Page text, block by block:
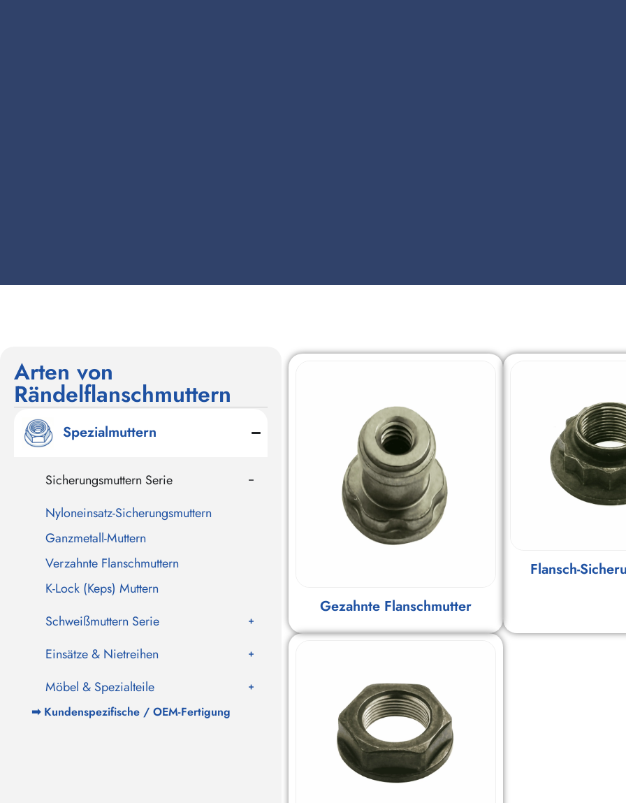
Arten von
Rändelflanschmuttern
Spezialmuttern
Sicherungsmuttern Serie
Nyloneinsatz-Sicherungsmuttern
Ganzmetall-Muttern
Verzahnte Flanschmuttern
K-Lock (Keps) Muttern
Schweißmuttern Serie
Einsätze & Nietreihen
Möbel & Spezialteile
➡ Kundenspezifische / OEM-Fertigung
Gezahnte Flanschmutter
Flansch-